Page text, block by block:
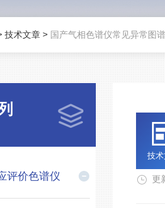
技术文章 > 国产气相色谱仪常见异常图
评价色谱仪
技
更